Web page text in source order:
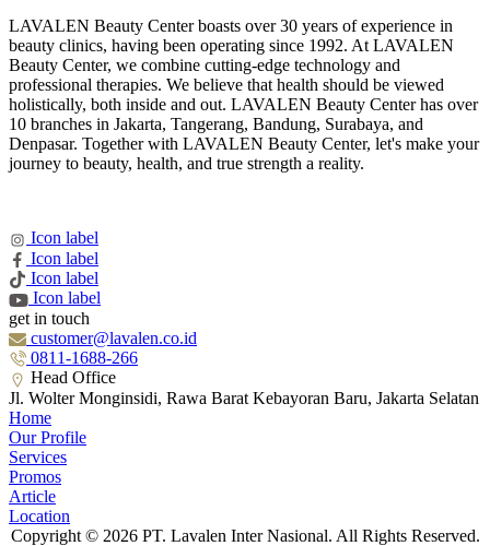
LAVALEN Beauty Center boasts over 30 years of experience in
beauty clinics, having been operating since 1992. At LAVALEN
Beauty Center, we combine cutting-edge technology and
professional therapies. We believe that health should be viewed
holistically, both inside and out. LAVALEN Beauty Center has over
10 branches in Jakarta, Tangerang, Bandung, Surabaya, and
Denpasar. Together with LAVALEN Beauty Center, let's make your
journey to beauty, health, and true strength a reality.
Icon label
Icon label
Icon label
Icon label
get in touch
customer@lavalen.co.id
0811-1688-266
Head Office
Jl. Wolter Monginsidi, Rawa Barat Kebayoran Baru, Jakarta Selatan
Home
Our Profile
Services
Promos
Article
Location
Copyright © 2026 PT. Lavalen Inter Nasional. All Rights Reserved.